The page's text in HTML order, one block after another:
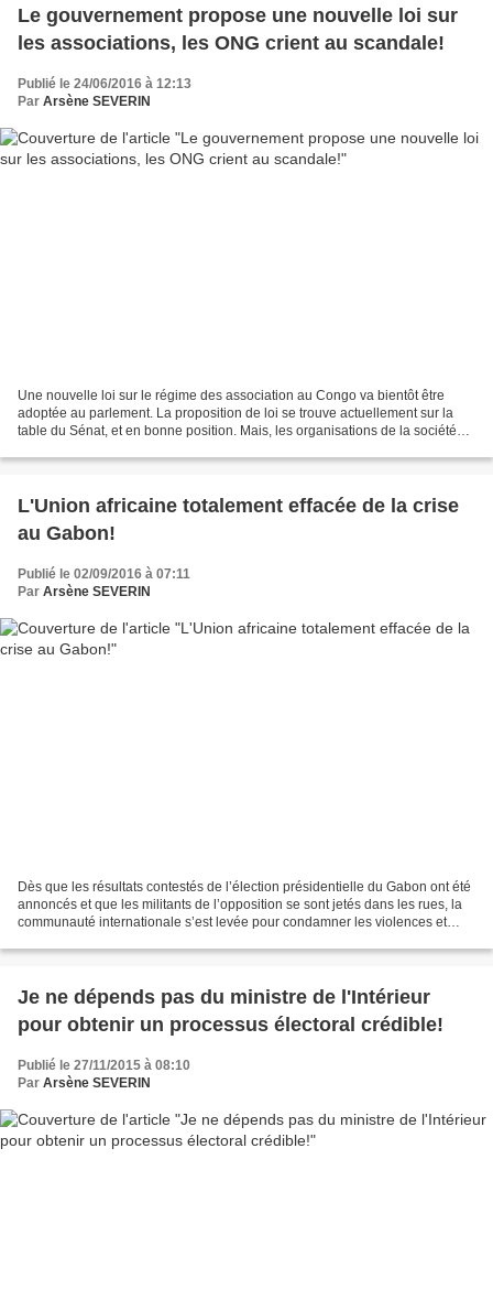
Le gouvernement propose une nouvelle loi sur
les associations, les ONG crient au scandale!
Publié le 24/06/2016 à 12:13
Par Arsène SEVERIN
Une nouvelle loi sur le régime des association au Congo va bientôt être
adoptée au parlement. La proposition de loi se trouve actuellement sur la
table du Sénat, et en bonne position. Mais, les organisations de la société
L'Union africaine totalement effacée de la crise
au Gabon!
Publié le 02/09/2016 à 07:11
Par Arsène SEVERIN
Dès que les résultats contestés de l’élection présidentielle du Gabon ont été
annoncés et que les militants de l’opposition se sont jetés dans les rues, la
communauté internationale s’est levée pour condamner les violences et
Je ne dépends pas du ministre de l'Intérieur
pour obtenir un processus électoral crédible!
Publié le 27/11/2015 à 08:10
Par Arsène SEVERIN